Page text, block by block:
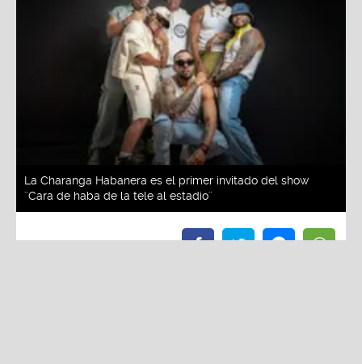
La Charanga Habanera es el primer invitado del show
¨Cara de haba de la tele al estadio¨